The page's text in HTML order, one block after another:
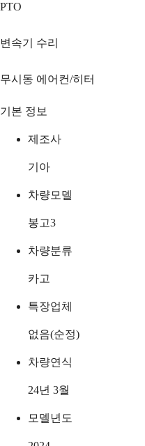
PTO
변속기 수리
무시동 에어컨/히터
기본 정보
제조사
기아
차량모델
봉고3
차량분류
카고
특장업체
없음(순정)
차량연식
24년 3월
모델년도